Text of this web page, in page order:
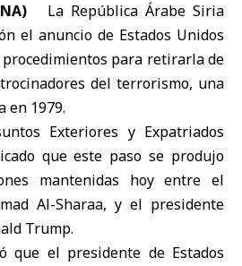
La República Árabe Siria
el anuncio de Estados Unidos
para retirarla de
del terrorismo, una
en 1979.
Exteriores y Expatriados
que este paso se produjo
mantenidas hoy entre el
Al-Sharaa, y el presidente
Trump.
que el presidente de Estados